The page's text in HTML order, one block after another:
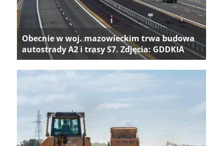
Obecnie w woj. mazowieckim trwa budowa
autostrady A2 i trasy S7. Zdjęcia: GDDKIA